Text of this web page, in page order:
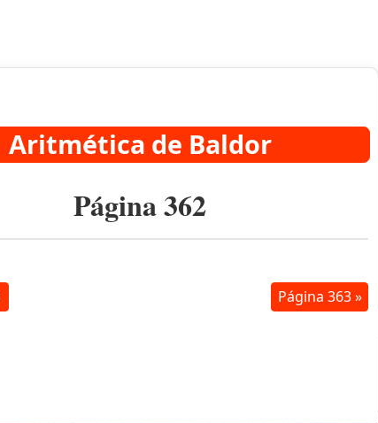
Aritmética de Baldor
Página 362
Página 363 »